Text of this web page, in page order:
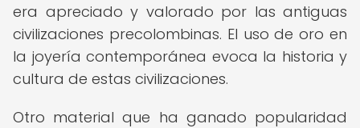
era apreciado y valorado por las antiguas
civilizaciones precolombinas. El uso de oro en
la joyería contemporánea evoca la historia y
cultura de estas civilizaciones.
Otro material que ha ganado popularidad